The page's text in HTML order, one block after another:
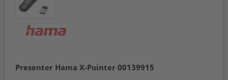
Presenter Hama X-Pointer 00139915